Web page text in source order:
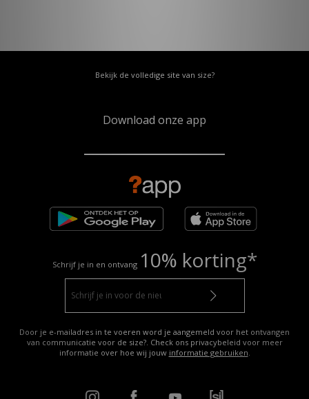
Bekijk de volledige site van size?
Download onze app
Schrijf je in en ontvang 10% korting*
Door je e-mailadres in te voeren word je aangemeld voor het ontvangen
van communicatie voor de size?. Check ons privacybeleid voor meer
informatie over hoe wij jouw informatie gebruiken